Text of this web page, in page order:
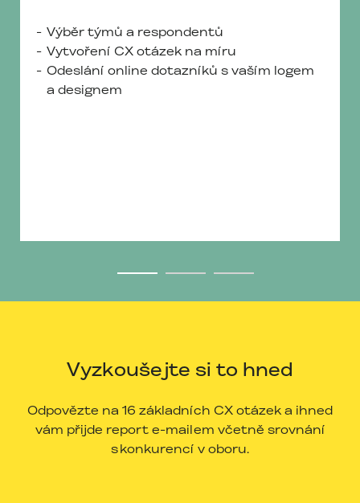
Výběr týmů a respondentů
Vytvoření CX otázek na míru
Odeslání online dotazníků s vaším logem
a designem
Vyzkoušejte si to hned
Odpovězte na 16 základních CX otázek a ihned
vám přijde report e-mailem včetně srovnání
s konkurencí v oboru.